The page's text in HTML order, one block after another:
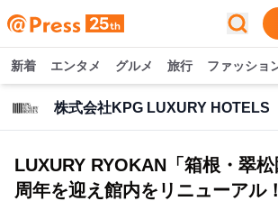
新着 エンタメ グルメ 旅行 ファッショ
株式会社KPG LUXURY HOTELS
LUXURY RYOKAN「箱根・翠
周年を迎え館内をリニューアル！